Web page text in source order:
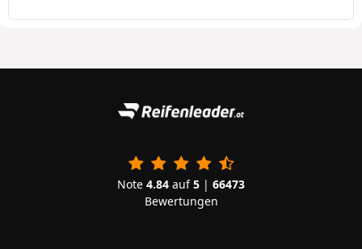
Note 4.84 auf5 | 66473
Bewertungen